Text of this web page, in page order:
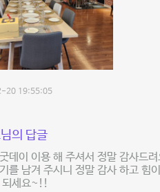
20 19:55:05
의 답글
데이 이용 해 주셔서 정말 감사드
를 남겨 주시니 정말 감사 하고 힘
되세요~!!